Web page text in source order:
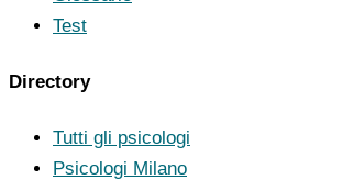
Test
Directory
Tutti gli psicologi
Psicologi Milano